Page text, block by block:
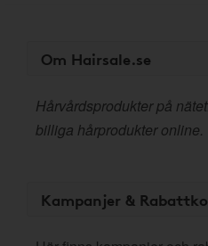
Om Hairsale.se
Hårvårdsprodukter på
billiga hårprodukter online.
Kampanjer &